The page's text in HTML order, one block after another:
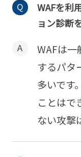
WAFを利
ョン診断
WAFは一
するパタ
多いです
ことはで
ない攻撃